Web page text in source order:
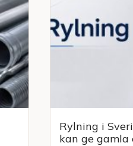
Rylning i
kan ge